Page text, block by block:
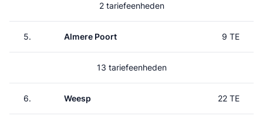
2 tariefeenheden
5. Almere Poort 9 TE
13 tariefeenheden
6. Weesp 22 TE